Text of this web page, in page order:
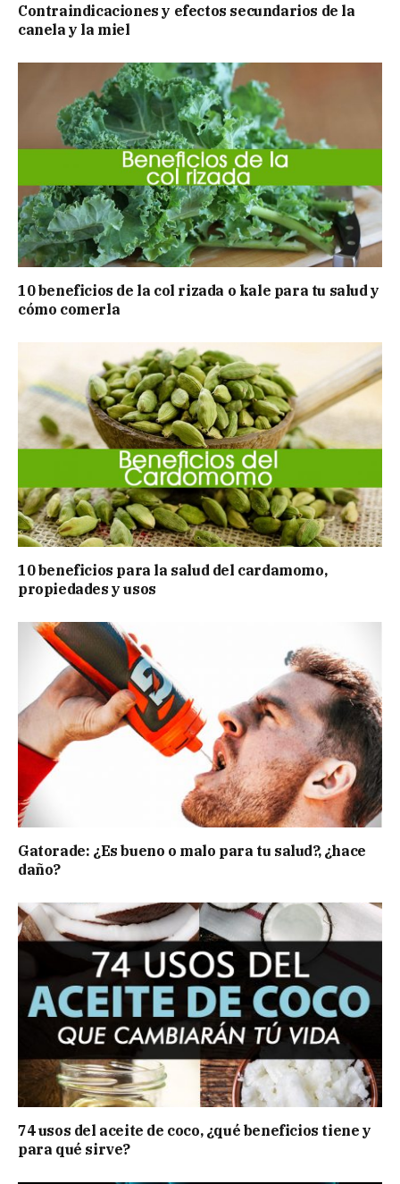
Contraindicaciones y efectos secundarios de la
canela y la miel
10 beneficios de la col rizada o kale para tu salud y
cómo comerla
10 beneficios para la salud del cardamomo,
propiedades y usos
Gatorade: ¿Es bueno o malo para tu salud?, ¿hace
daño?
74 usos del aceite de coco, ¿qué beneficios tiene y
para qué sirve?